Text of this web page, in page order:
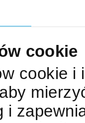
cookie
cookie i
i